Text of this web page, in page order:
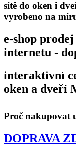
sítě do oken i
vyrobeno na
e-shop
internetu -
interaktivní
oken a dveří
Proč nakupovat
DOPRAVA